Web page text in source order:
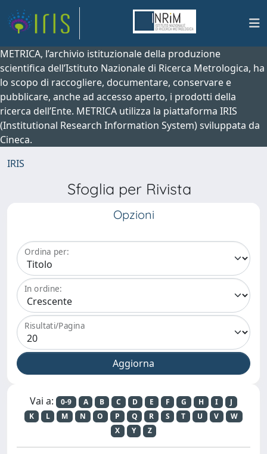
METRICA, l’archivio istituzionale della produzione
scientifica dell’Istituto Nazionale di Ricerca Metrologica, ha
lo scopo di raccogliere, documentare, conservare e
pubblicare, anche ad accesso aperto, i prodotti della
ricerca dell’Ente. METRICA utilizza la piattaforma IRIS
(Institutional Research Information System) sviluppata da
Cineca.
IRIS
Sfoglia per Rivista
Opzioni
Ordina per:
In ordine:
Risultati/Pagina
Vai a: 0-9 A B C D E F G H I
J
K
L M N O P Q R S T U V
W
X
Y Z